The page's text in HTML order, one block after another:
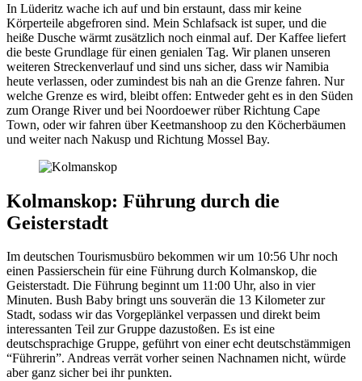
In Lüderitz wache ich auf und bin erstaunt, dass mir keine
Körperteile abgefroren sind. Mein Schlafsack ist super, und die
heiße Dusche wärmt zusätzlich noch einmal auf. Der Kaffee liefert
die beste Grundlage für einen genialen Tag. Wir planen unseren
weiteren Streckenverlauf und sind uns sicher, dass wir Namibia
heute verlassen, oder zumindest bis nah an die Grenze fahren. Nur
welche Grenze es wird, bleibt offen: Entweder geht es in den Süden
zum Orange River und bei Noordoewer rüber Richtung Cape
Town, oder wir fahren über Keetmanshoop zu den Köcherbäumen
und weiter nach Nakusp und Richtung Mossel Bay.
Kolmanskop: Führung durch die
Geisterstadt
Im deutschen Tourismusbüro bekommen wir um 10:56 Uhr noch
einen Passierschein für eine Führung durch Kolmanskop, die
Geisterstadt. Die Führung beginnt um 11:00 Uhr, also in vier
Minuten. Bush Baby bringt uns souverän die 13 Kilometer zur
Stadt, sodass wir das Vorgeplänkel verpassen und direkt beim
interessanten Teil zur Gruppe dazustoßen. Es ist eine
deutschsprachige Gruppe, geführt von einer echt deutschstämmigen
“Führerin”. Andreas verrät vorher seinen Nachnamen nicht, würde
aber ganz sicher bei ihr punkten.